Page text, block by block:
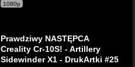
1080p
Prawdziwy NASTĘPCA
Creality Cr-10S! - Artillery
Sidewinder X1 - DrukArtki #25